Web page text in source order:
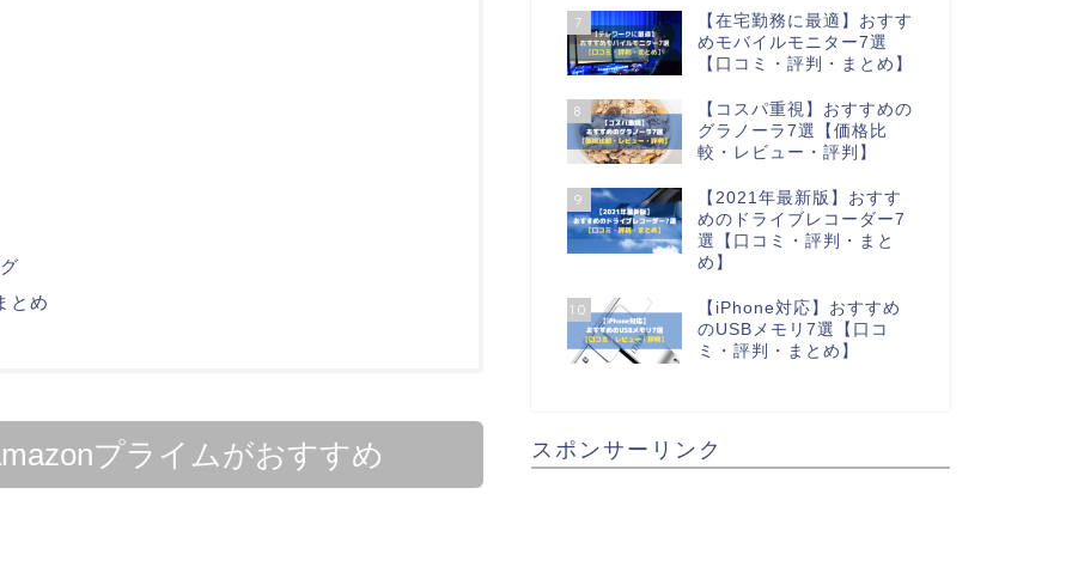
とめ
プライムがおすすめ
7
【在宅勤務に最適】おすす
めモバイルモニター7選
【口コミ・評判・まとめ】
8
【コスパ重視】おすすめの
グラノーラ7選【価格比
較・レビュー・評判】
9
【2021年最新版】おすす
めのドライブレコーダー7
選【口コミ・評判・まと
め】
10
【iPhone対応】おすすめ
のUSBメモリ7選【口コ
ミ・評判・まとめ】
スポンサーリンク